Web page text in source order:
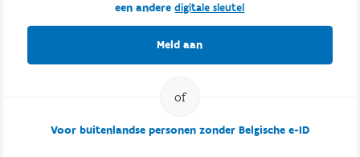
een anderedigitale sleutel
Meld aan
Voor buitenlandse personen zonder Belgische e-ID